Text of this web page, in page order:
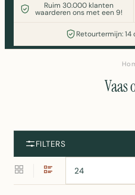
Ruim 30.000 klanten
waarderen ons met een 9!
Retourtermijn:
Vaas
FILTERS